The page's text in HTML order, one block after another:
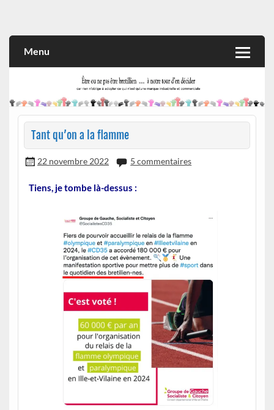
et commerciale
Menu
Tant qu’on a la flamme
22 novembre 2022 5 commentaires
Tiens, je tombe là-dessus :